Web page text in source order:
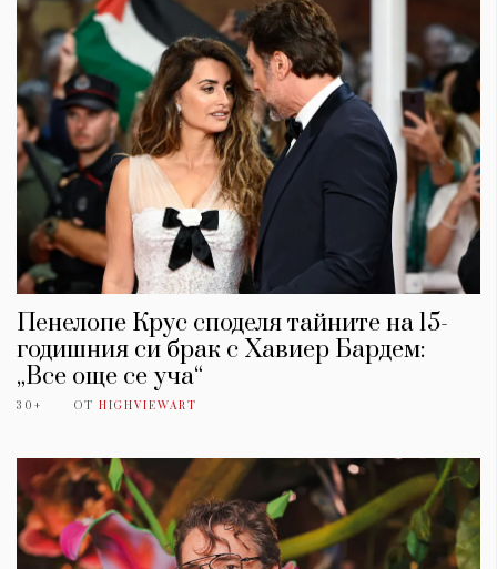
Пенелопе Крус споделя тайните на 15-
годишния си брак с Хавиер Бардем:
„Все още се уча“
30+ ОТ HIGHVIEWART